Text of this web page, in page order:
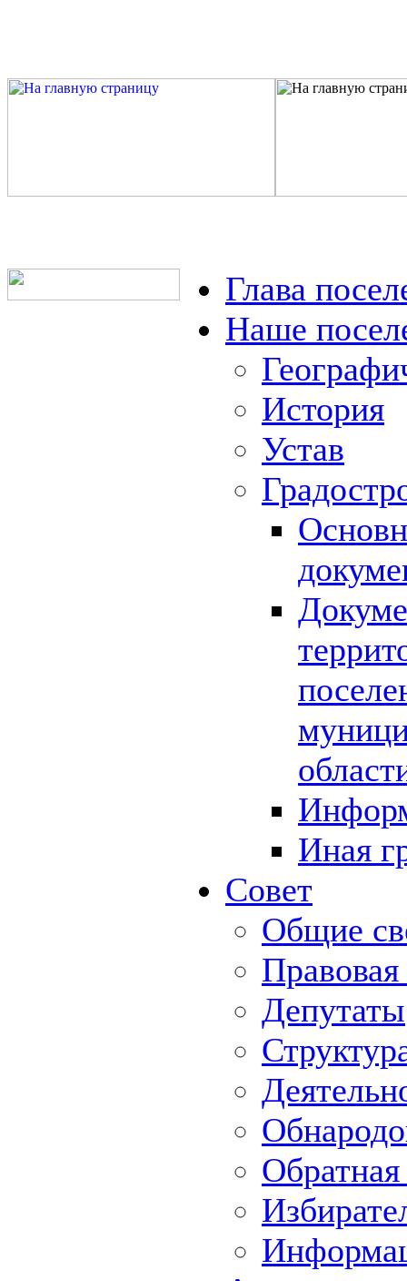
Глава
Наше
История
Устав
Иная
Совет
Общие
Правовая
Депутаты
Обратная